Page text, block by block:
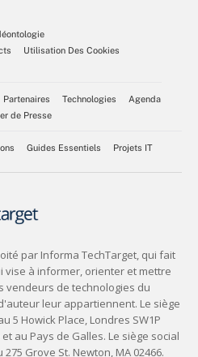
Utilisation Des Cookies
Partenaires Technologies
Agenda
de Presse
Guides Essentiels Projets IT